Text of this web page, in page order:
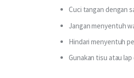
Cuci tangan dengan
Jangan menyentuh
Hindari menyentuh
Gunakan tisu atau